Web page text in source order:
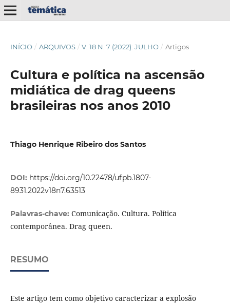
INÍCIO / ARQUIVOS / V. 18 N. 7 (2022): JULHO / Artigos
Cultura e política na ascensão
midiática de drag queens
brasileiras nos anos 2010
Thiago Henrique Ribeiro dos Santos
DOI: https://doi.org/10.22478/ufpb.1807-
8931.2022v18n7.63513
Palavras-chave: Comunicação. Cultura. Política
contemporânea. Drag queen.
RESUMO
Este artigo tem como objetivo caracterizar a explosão